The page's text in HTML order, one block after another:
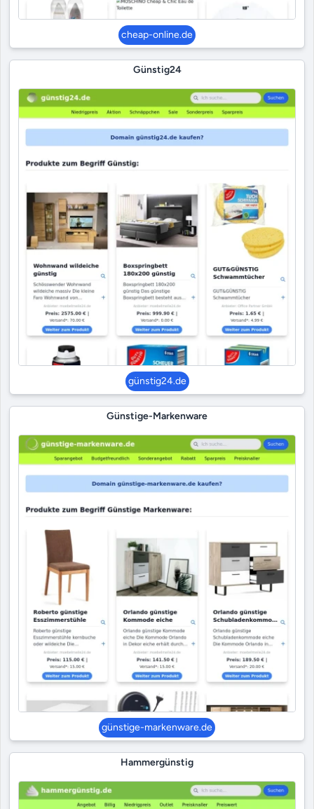
cheap-online.de
Günstig24
günstig24.de
Günstige-Markenware
günstige-markenware.de
Hammergünstig